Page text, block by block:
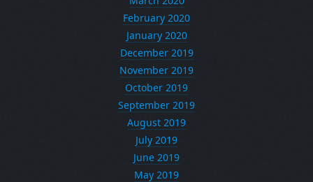
February 2020
January 2020
December 2019
November 2019
October 2019
September 2019
August 2019
July 2019
June 2019
May 2019